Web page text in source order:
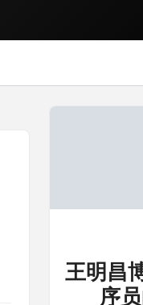
王明昌
序